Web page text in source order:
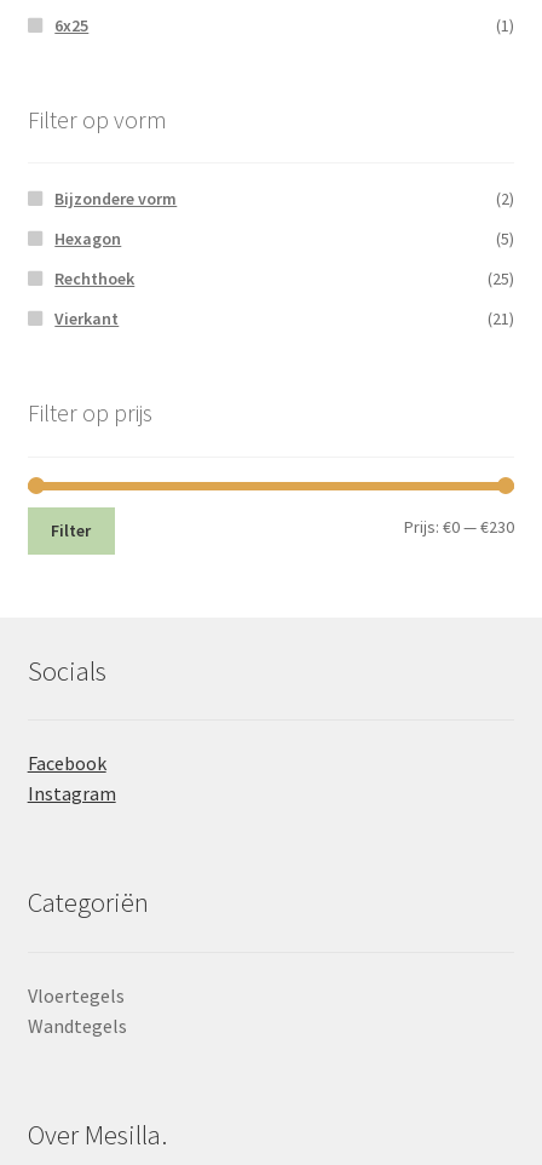
6x25
(1)
Filter op vorm
Bijzondere vorm
(2)
Hexagon
(5)
Rechthoek
(25)
Vierkant
(21)
Filter op prijs
Min.
Filter Prijs:€0—€230
Socials
Facebook
Instagram
Categoriën
Vloertegels
Wandtegels
Over Mesilla.